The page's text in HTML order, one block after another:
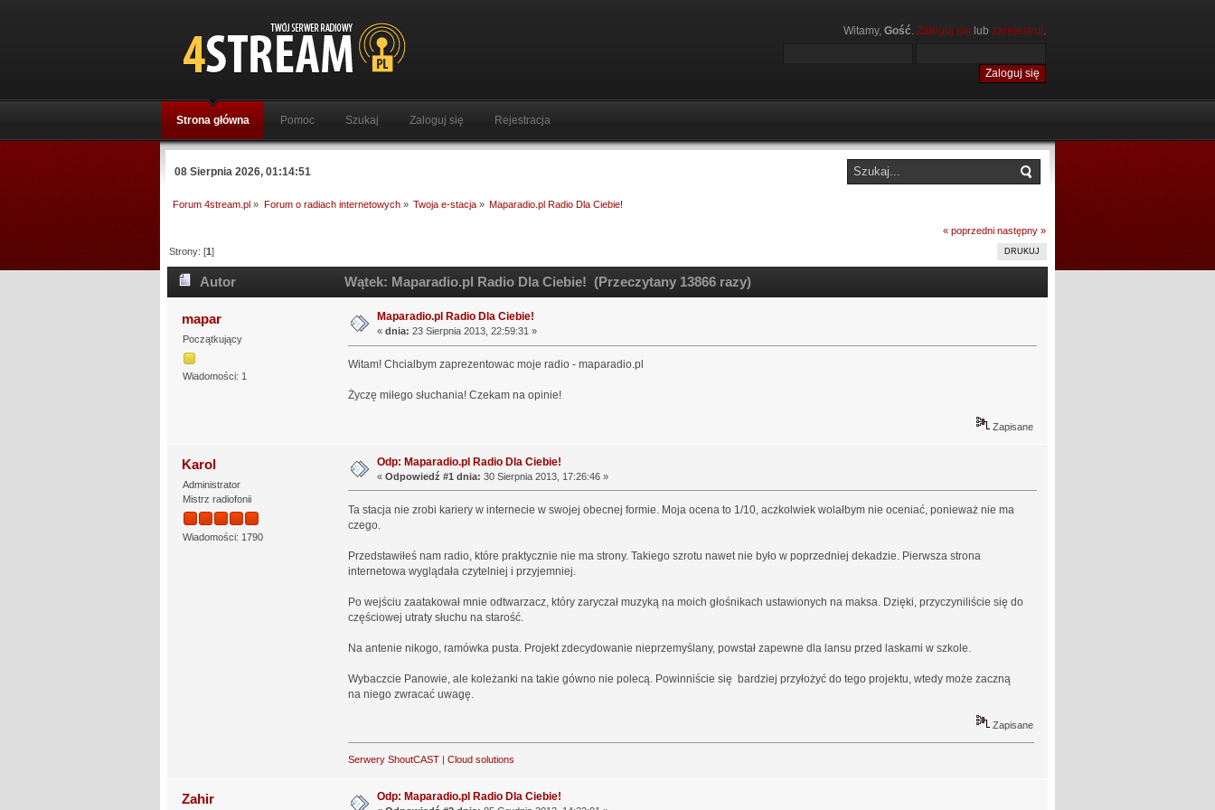
Witamy, Gość. Zaloguj się lub zarejestruj.
Strona główna Pomoc Szukaj Zaloguj się Rejestracja
08 Sierpnia 2026, 01:14:51
Forum 4stream.pl » Forum o radiach internetowych» Twoja e-stacja» Maparadio.pl Radio Dla Ciebie!
« poprzedni następny »
DRUKUJ
Strony: [1]
Autor Wątek: Maparadio.pl Radio Dla Ciebie! (Przeczytany 13866 razy)
mapar
Początkujący
Wiadomości: 1
Maparadio.pl Radio Dla Ciebie!
« dnia: 23 Sierpnia 2013, 22:59:31 »
Witam! Chcialbym zaprezentowac moje radio - maparadio.pl
Życzę miłego słuchania! Czekam na opinie!
Zapisane
Karol
Administrator
Mistrz radiofonii
Wiadomości: 1790
Odp: Maparadio.pl Radio Dla Ciebie!
« Odpowiedź #1 dnia: 30 Sierpnia 2013, 17:26:46 »
Ta stacja nie zrobi kariery w internecie w swojej obecnej formie. Moja ocena to 1/10, aczkolwiek wolałbym nie oceniać, ponieważ nie ma
czego.
Przedstawiłeś nam radio, które praktycznie nie ma strony. Takiego szrotu nawet nie było w poprzedniej dekadzie. Pierwsza strona
internetowa wyglądała czytelniej i przyjemniej.
Po wejściu zaatakował mnie odtwarzacz, który zaryczał muzyką na moich głośnikach ustawionych na maksa. Dzięki, przyczyniliście się do
częściowej utraty słuchu na starość.
Na antenie nikogo, ramówka pusta. Projekt zdecydowanie nieprzemyślany, powstał zapewne dla lansu przed laskami w szkole.
Wybaczcie Panowie, ale koleżanki na takie gówno nie polecą. Powinniście się bardziej przyłożyć do tego projektu, wtedy może zaczną
na niego zwracać uwagę.
Zapisane
Serwery ShoutCAST| Cloud solutions
Zahir Odp: Maparadio.pl Radio Dla Ciebie!